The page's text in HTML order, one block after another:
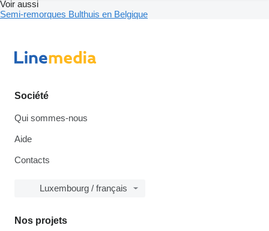
Voir aussi
Semi-remorques Bulthuis en Belgique
Société
Qui sommes-nous
Aide
Contacts
Luxembourg / français
Nos projets